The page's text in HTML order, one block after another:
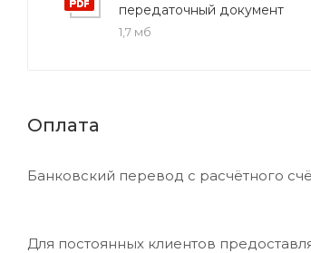
передаточный документ
1,7 мб
Оплата
Банковский перевод с расчётного
Для постоянных клиентов